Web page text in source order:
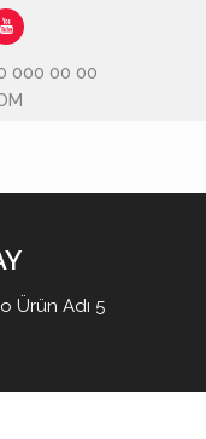
000 00 00
Ürün Adı 5